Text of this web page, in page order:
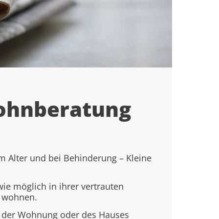
Alter und bei Behinderung – Kleine
möglich in ihrer vertrauten
Wohnung oder des Hauses